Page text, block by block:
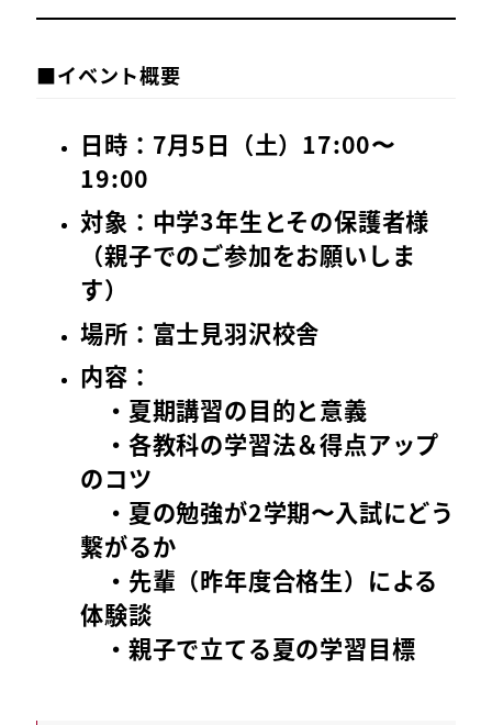
■イベント概要
日時：7月5日（土）17:00〜
19:00
対象：中学3年生とその保護者様
（親子でのご参加をお願いしま
す）
場所：富士見羽沢校舎
内容：
・夏期講習の目的と意義
・各教科の学習法＆得点アップ
のコツ
・夏の勉強が2学期〜入試にどう
繋がるか
・先輩（昨年度合格生）による
体験談
・親子で立てる夏の学習目標